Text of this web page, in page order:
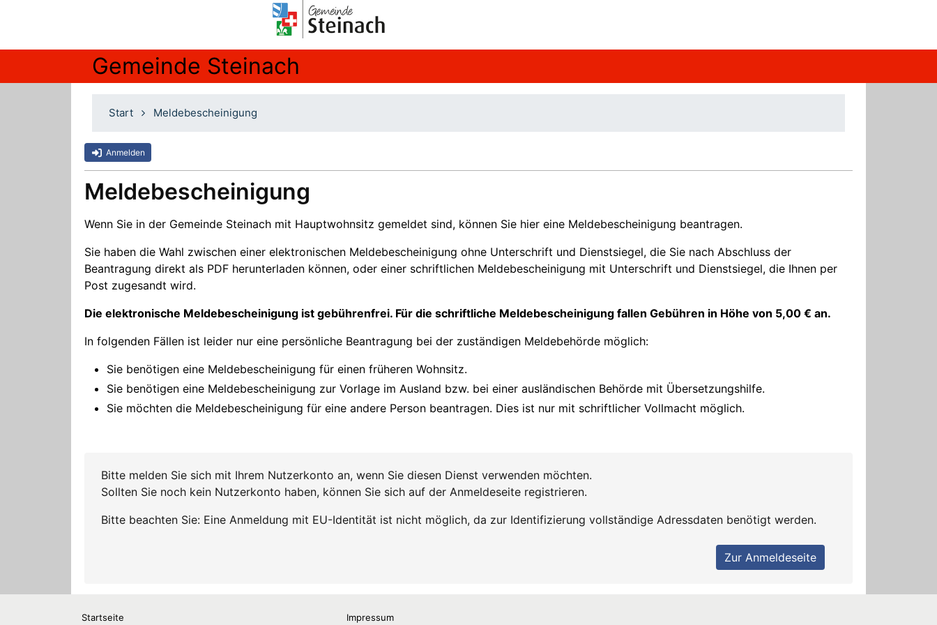
Gemeinde Steinach
Start Meldebescheinigung
Startseite Impressum